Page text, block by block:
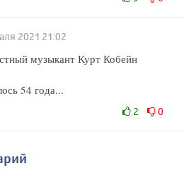
2021 21:02
музыкант Курт Кобейн
54 года...
2 0